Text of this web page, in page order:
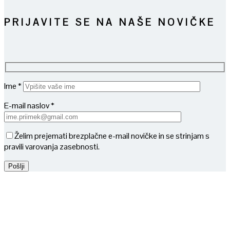
PRIJAVITE SE NA NAŠE NOVIČKE
Ime *
E-mail naslov *
Želim prejemati brezplačne e-mail novičke in se strinjam s
pravili varovanja zasebnosti.